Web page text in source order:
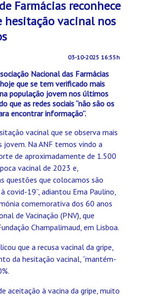
Farmácias reconhece
hesitação vacinal nos
03-10-2025 16:55h
Nacional das Farmácias
que se tem verificado mais
população jovem nos últimos
que as redes sociais “não são os
encontrar informação”.
vacinal que se observa mais
jovem. Na ANF temos vindo a
de aproximadamente de 1.500
vacinal de 2023 e,
questões que colocamos são
covid-19”, adiantou Ema Paulino,
comemorativa dos 60 anos
de Vacinação (PNV), que
Champalimaud, em Lisboa.
que a recusa vacinal da gripe,
da hesitação vacinal, “mantém-
aceitação à vacina da gripe, muito